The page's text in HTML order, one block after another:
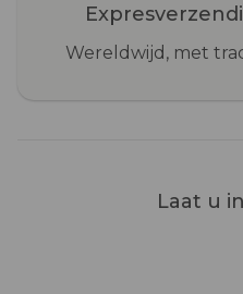
Wereldwijd, met
Laat u
lichte aluminium